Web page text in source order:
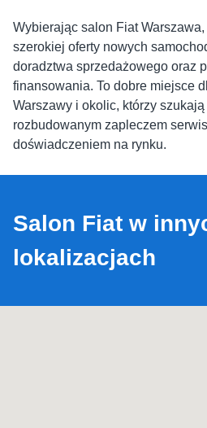
Wybierając salon Fiat
szerokiej oferty nowych
doradztwa sprzedażowego oraz
finansowania. To dobre miejsce
Warszawy i okolic, którzy
rozbudowanym zapleczem
doświadczeniem na rynku.
Salon Fiat w
lokalizacjach